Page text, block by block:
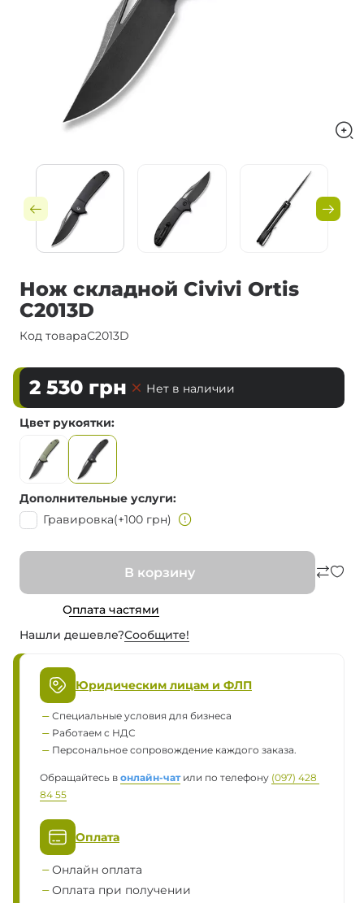
Нож складной Civivi Ortis
C2013D
Код товараC2013D
2 530 грн Нет в наличии
Цвет рукоятки
Дополнительные услуги
Гравировка(+100 грн)
В корзину
Оплата частями
Нашли дешевле?Сообщите!
Юридическим лицам и ФЛП
Специальные условия для бизнеса
Работаем с НДС
Персональное сопровождение каждого заказа.
Обращайтесь в онлайн-чатили по телефону (097) 428
84 55
Оплата
Онлайн оплата
Оплата при получении